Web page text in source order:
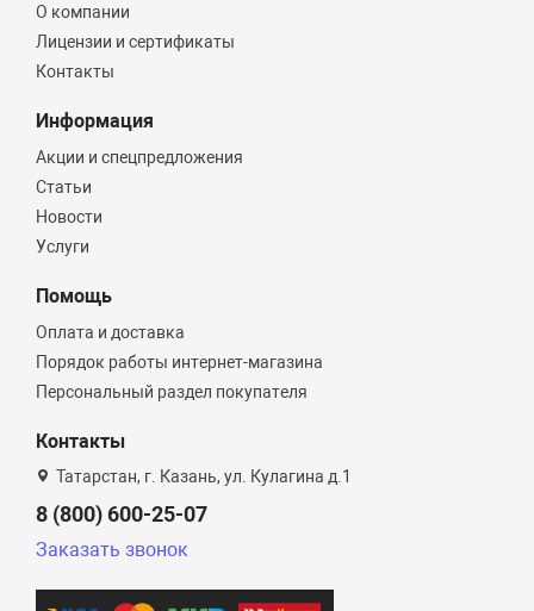
О компании
Лицензии и сертификаты
Контакты
Информация
Акции и спецпредложения
Статьи
Новости
Услуги
Помощь
Оплата и доставка
Порядок работы интернет-магазина
Персональный раздел покупателя
Контакты
Татарстан, г. Казань, ул. Кулагина д.1
8 (800) 600-25-07
Заказать звонок